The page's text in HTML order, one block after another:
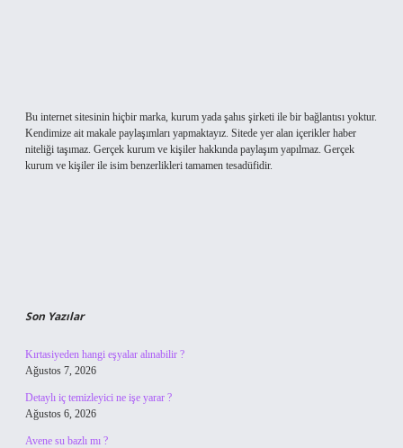
Bu internet sitesinin hiçbir marka, kurum yada şahıs şirketi ile bir bağlantısı yoktur.
Kendimize ait makale paylaşımları yapmaktayız. Sitede yer alan içerikler haber
niteliği taşımaz. Gerçek kurum ve kişiler hakkında paylaşım yapılmaz. Gerçek
kurum ve kişiler ile isim benzerlikleri tamamen tesadüfidir.
Son Yazılar
Kırtasiyeden hangi eşyalar alınabilir ?
Ağustos 7, 2026
Detaylı iç temizleyici ne işe yarar ?
Ağustos 6, 2026
Avene su bazlı mı ?